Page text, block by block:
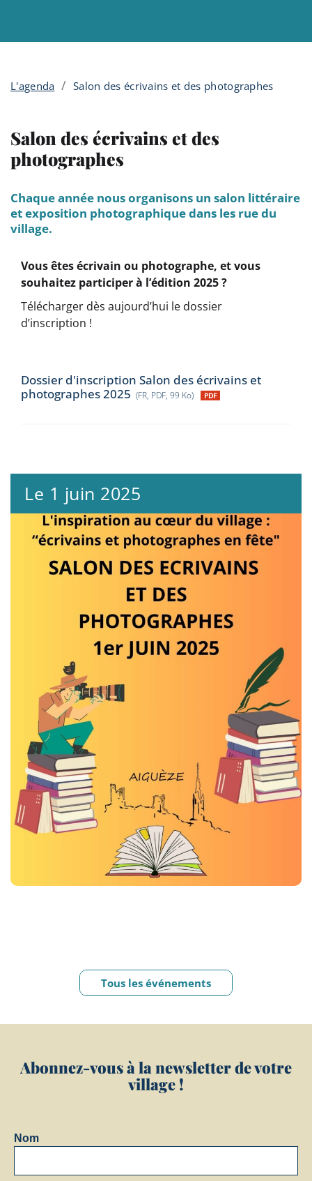
L'agenda / Salon des écrivains et des photographes
Salon des écrivains et des
photographes
Chaque année nous organisons un salon littéraire
et exposition photographique dans les rue du
village.
Vous êtes écrivain ou photographe, et vous
souhaitez participer à l’édition 2025 ?
Télécharger dès aujourd’hui le dossier
d’inscription !
Dossier d'inscription Salon des écrivains et
photographes 2025 (FR, PDF, 99 Ko)
Le 1 juin 2025
Tous les événements
Abonnez-vous à la newsletter de votre
village !
Nom